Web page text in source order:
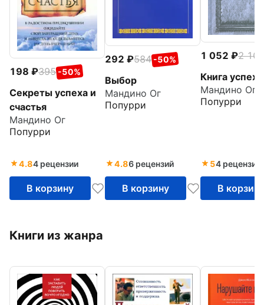
198 395 -50%
Секреты успеха и
счастья
Мандино Ог
Попурри
4.84 рецензии
В корзину
292 584 -50%
Выбор
Мандино Ог
Попурри
4.86 рецензий
В корзину
1 052
2 103
Книга успеха
Мандино Ог
Попурри
54 рецензии
В корзину
Книги из жанра